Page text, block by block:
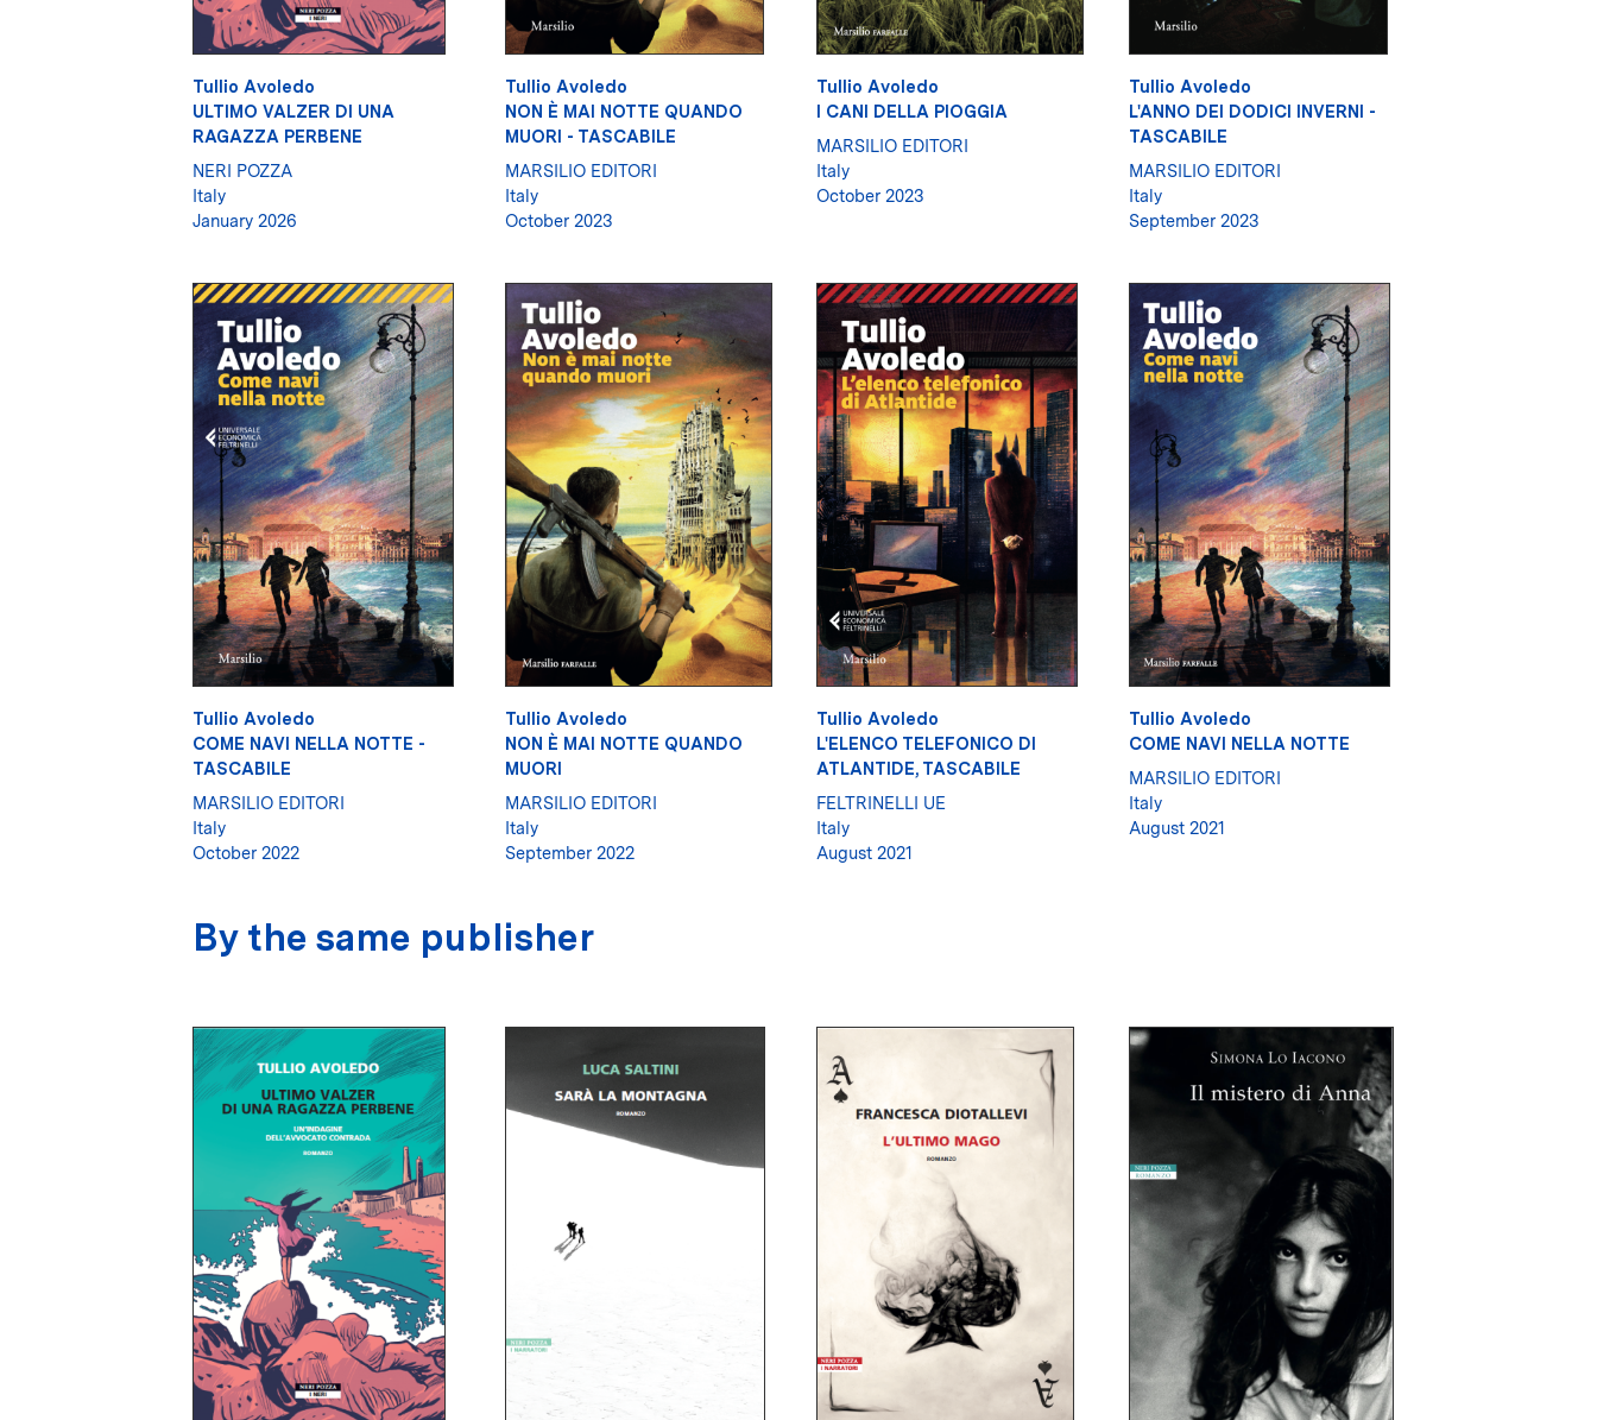
Tullio Avoledo
ULTIMO VALZER DI UNA
RAGAZZA PERBENE
NERI POZZA
Italy
January 2026
Tullio Avoledo
NON È MAI NOTTE QUANDO
MUORI - TASCABILE
MARSILIO EDITORI
Italy
October 2023
Tullio Avoledo
I CANI DELLA PIOGGIA
MARSILIO EDITORI
Italy
October 2023
Tullio Avoledo
L'ANNO DEI DODICI INVERNI -
TASCABILE
MARSILIO EDITORI
Italy
September 2023
Tullio Avoledo
COME NAVI NELLA NOTTE -
TASCABILE
MARSILIO EDITORI
Italy
October 2022
Tullio Avoledo
NON È MAI NOTTE QUANDO
MUORI
MARSILIO EDITORI
Italy
September 2022
Tullio Avoledo
L'ELENCO TELEFONICO DI
ATLANTIDE, TASCABILE
FELTRINELLI UE
Italy
August 2021
Tullio Avoledo
COME NAVI NELLA NOTTE
MARSILIO EDITORI
Italy
August 2021
By the same publisher